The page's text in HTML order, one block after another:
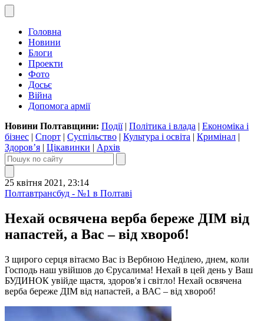
Головна
Новини
Блоги
Проекти
Фото
Досьє
Війна
Допомога армії
Новини Полтавщини: Події| Політика і влада | Економіка і
бізнес | Спорт | Суспільство | Культура і освіта | Кримінал |
Здоров’я | Цікавинки | Архів
25 квітня 2021, 23:14
Полтавтрансбуд - №1 в Полтаві
Нехай освячена верба береже ДІМ від
напастей, а Вас – від хвороб!
З щирого серця вітаємо Вас із Вербною Неділею, днем, коли
Господь наш увійшов до Єрусалима! Нехай в цей день у Ваш
БУДИНОК увійде щастя, здоров'я і світло! Нехай освячена
верба береже ДІМ від напастей, а ВАС – від хвороб!